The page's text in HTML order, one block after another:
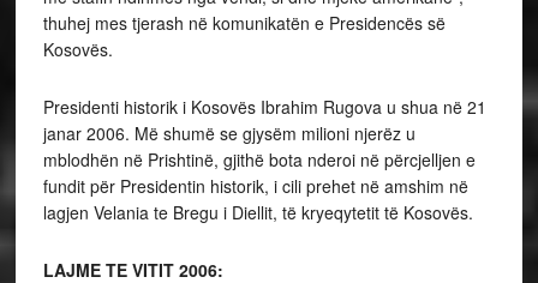
thuhej mes tjerash në komunikatën e Presidencës së
Kosovës.
Presidenti historik i Kosovës Ibrahim Rugova u shua në 21
janar 2006. Më shumë se gjysëm milioni njerëz u
mblodhën në Prishtinë, gjithë bota nderoi në përcjelljen e
fundit për Presidentin historik, i cili prehet në amshim në
lagjen Velania te Bregu i Diellit, të kryeqytetit të Kosovës.
LAJME TE VITIT 2006: